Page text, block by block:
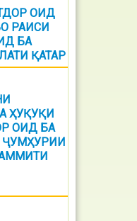
ОИД
РАИСИ
БА
ҚАТАР
ҲУҚУҚИ
ОИД БА
ҶУМҲУРИИ